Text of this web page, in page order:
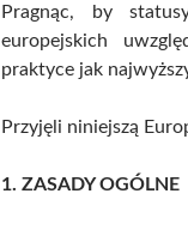
Pragnąc, by
europejskich
praktyce jak
Przyjęli niniejszą
1. ZASADY OGÓLNE